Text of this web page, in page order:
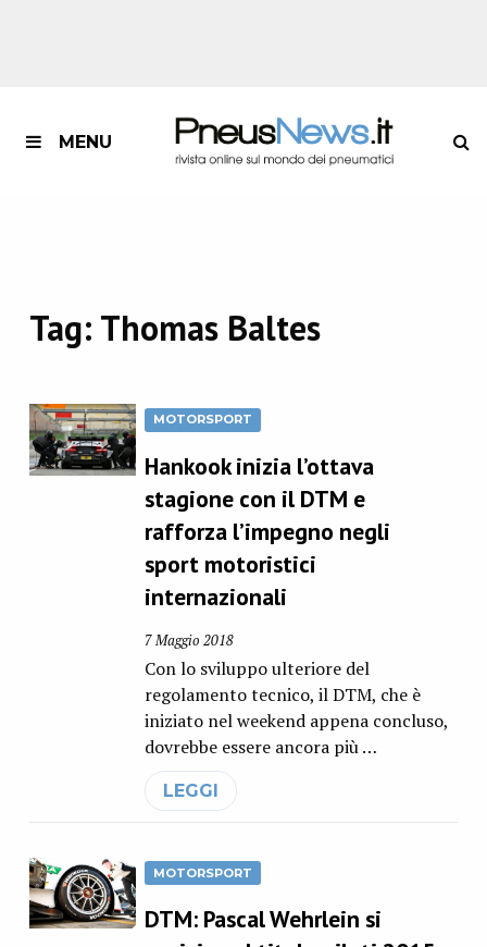
MENU
Tag: Thomas Baltes
MOTORSPORT
Hankook inizia l’ottava
stagione con il DTM e
rafforza l’impegno negli
sport motoristici
internazionali
7 Maggio 2018
Con lo sviluppo ulteriore del
regolamento tecnico, il DTM, che è
iniziato nel weekend appena concluso,
dovrebbe essere ancora più …
LEGGI
MOTORSPORT
DTM: Pascal Wehrlein si